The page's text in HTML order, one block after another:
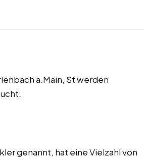
a.Main, St werden
genannt, hat eine Vielzahl von